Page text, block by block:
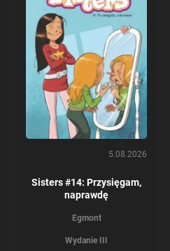
5.08.2026
Sisters #14: Przysięgam,
naprawdę
Egmont
Wydanie III